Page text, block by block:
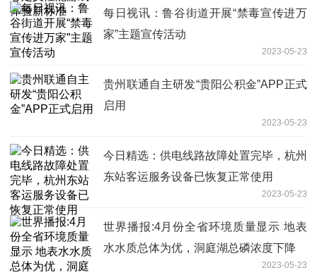
每日视讯：鲁谷街道开展“禁毒宣传进万
家”主题宣传活动
2023-05-23
贵州联通自主研发“贵阳公积金”APP正式
启用
2023-05-23
今日精选：供电线路故障处置完毕，杭州
东站客运服务设备已恢复正常使用
2023-05-23
世界播报:4月份全省环境质量显示 地表
水水质总体为优，洞庭湖总磷浓度下降
2023-05-23